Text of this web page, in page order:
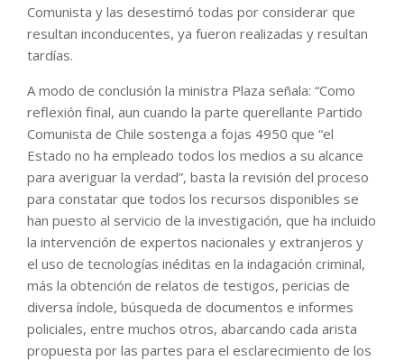
Comunista y las desestimó todas por considerar que
resultan inconducentes, ya fueron realizadas y resultan
tardías.
A modo de conclusión la ministra Plaza señala: “Como
reflexión final, aun cuando la parte querellante Partido
Comunista de Chile sostenga a fojas 4950 que “el
Estado no ha empleado todos los medios a su alcance
para averiguar la verdad”, basta la revisión del proceso
para constatar que todos los recursos disponibles se
han puesto al servicio de la investigación, que ha incluido
la intervención de expertos nacionales y extranjeros y
el uso de tecnologías inéditas en la indagación criminal,
más la obtención de relatos de testigos, pericias de
diversa índole, búsqueda de documentos e informes
policiales, entre muchos otros, abarcando cada arista
propuesta por las partes para el esclarecimiento de los